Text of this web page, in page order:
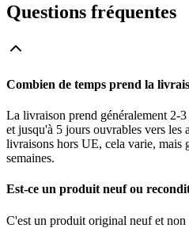
Questions fréquentes
Combien de temps prend la
La livraison prend généralement 2-
et jusqu'à 5 jours ouvrables vers les
livraisons hors UE, cela varie, mais
semaines.
Est-ce un produit neuf ou
C'est un produit original neuf et non